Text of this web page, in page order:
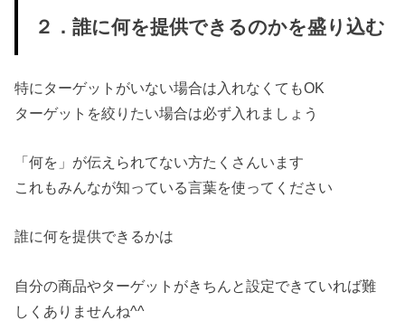
２．誰に何を提供できるのかを盛り込む
特にターゲットがいない場合は入れなくてもOK
ターゲットを絞りたい場合は必ず入れましょう
「何を」が伝えられてない方たくさんいます
これもみんなが知っている言葉を使ってください
誰に何を提供できるかは
自分の商品やターゲットがきちんと設定できていれば難
しくありませんね^^